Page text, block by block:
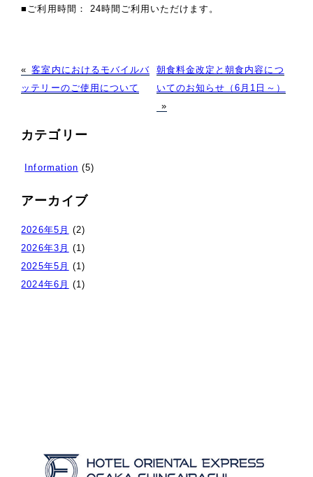
■ご利用時間： 24時間ご利用いただけます。
« 客室内におけるモバイルバ
ッテリーのご使用について
朝食料金改定と朝食内容につ
いてのお知らせ（6月1日～）
»
カテゴリー
Information (5)
アーカイブ
2026年5月 (2)
2026年3月 (1)
2025年5月 (1)
2024年6月 (1)